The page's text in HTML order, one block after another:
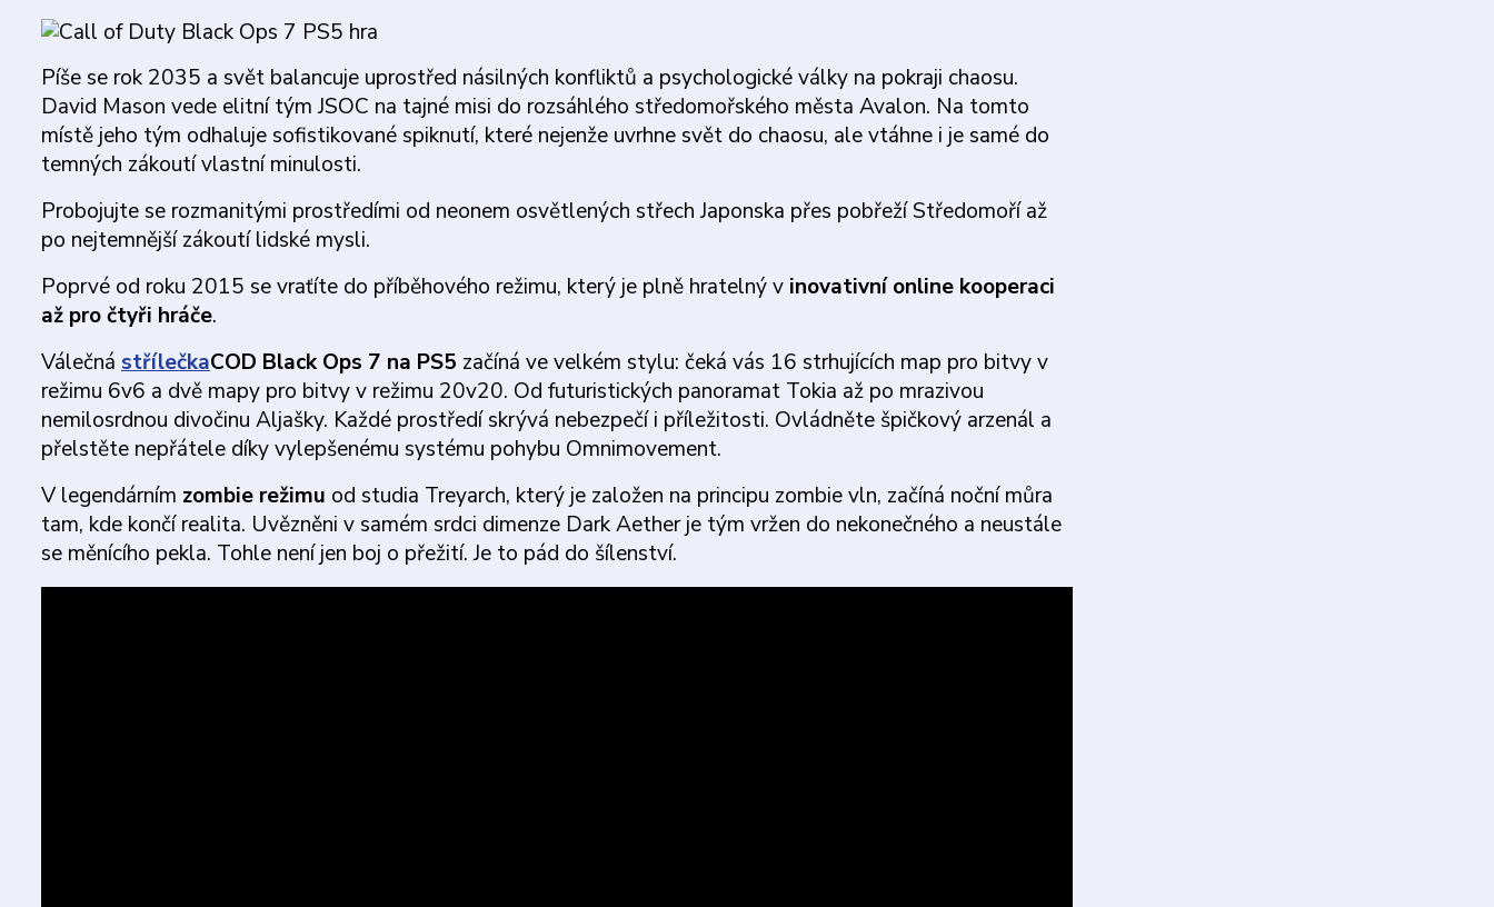
Píše se rok 2035 a svět balancuje uprostřed násilných konfliktů a psychologické války na pokraji chaosu.
David Mason vede elitní tým JSOC na tajné misi do rozsáhlého středomořského města Avalon. Na tomto
místě jeho tým odhaluje sofistikované spiknutí, které nejenže uvrhne svět do chaosu, ale vtáhne i je samé do
temných zákoutí vlastní minulosti.
Probojujte se rozmanitými prostředími od neonem osvětlených střech Japonska přes pobřeží Středomoří až
po nejtemnější zákoutí lidské mysli.
Poprvé od roku 2015 se vraťíte do příběhového režimu, který je plně hratelný v inovativní online kooperaci
až pro čtyři hráče.
Válečná střílečkaCOD Black Ops 7 na PS5 začíná ve velkém stylu: čeká vás 16 strhujících map pro bitvy v
režimu 6v6 a dvě mapy pro bitvy v režimu 20v20. Od futuristických panoramat Tokia až po mrazivou
nemilosrdnou divočinu Aljašky. Každé prostředí skrývá nebezpečí i příležitosti. Ovládněte špičkový arzenál a
přelstěte nepřátele díky vylepšenému systému pohybu Omnimovement.
V legendárním zombie režimu od studia Treyarch, který je založen na principu zombie vln, začíná noční můra
tam, kde končí realita. Uvězněni v samém srdci dimenze Dark Aether je tým vržen do nekonečného a neustále
se měnícího pekla. Tohle není jen boj o přežití. Je to pád do šílenství.